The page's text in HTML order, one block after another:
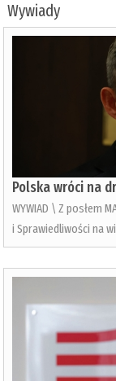
Wywiady
Polska wróci na
WYWIAD \ Z posłem
i Sprawiedliwości na